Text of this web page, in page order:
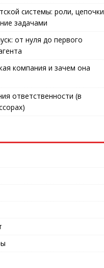
системы: роли, цепочки
задачами
от нуля до первого
компания и зачем она
ответственности (в